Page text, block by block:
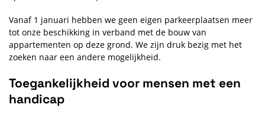
Vanaf 1 januari hebben we geen eigen parkeerplaatsen meer
tot onze beschikking in verband met de bouw van
appartementen op deze grond. We zijn druk bezig met het
zoeken naar een andere mogelijkheid.
Toegankelijkheid voor mensen met een
handicap